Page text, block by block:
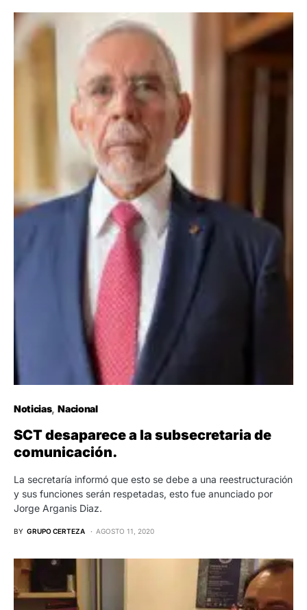
Noticias Nacional
SCT desaparece a la subsecretaria de
comunicación.
La secretaría informó que esto se debe a una reestructuración
y sus funciones serán respetadas, esto fue anunciado por
Jorge Arganis Diaz.
BY GRUPO CERTEZA AGOSTO 11, 2020